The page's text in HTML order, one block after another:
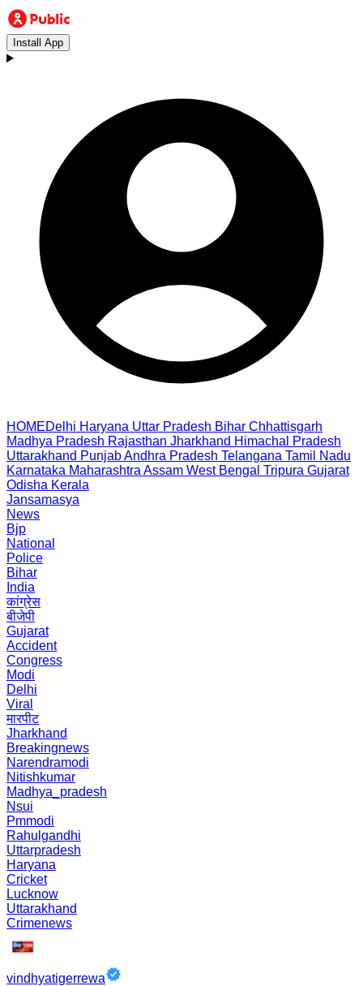
Install App
HOMEDelhi Haryana Uttar Pradesh Bihar Chhattisgarh
Madhya Pradesh Rajasthan Jharkhand Himachal Pradesh
Uttarakhand PunjabAndhra Pradesh Telangana Tamil Nadu
Karnataka Maharashtra Assam West Bengal Tripura Gujarat
Odisha Kerala
Jansamasya
News
Bjp
National
Police
Bihar
India
कांग्रेस
बीजेपी
Gujarat
Accident
Congress
Modi
Delhi
Viral
मारपीट
Jharkhand
Breakingnews
Narendramodi
Nitishkumar
Madhya_pradesh
Nsui
Pmmodi
Rahulgandhi
Uttarpradesh
Haryana
Cricket
Lucknow
Uttarakhand
Crimenews
vindhyatigerrewa